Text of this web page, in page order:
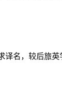
译名，较后旅